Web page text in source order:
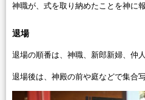
神職が、式を取り納めたことを神に
退場
退場の順番は、神職、新郎新婦、仲
退場後は、神殿の前や庭などで集合